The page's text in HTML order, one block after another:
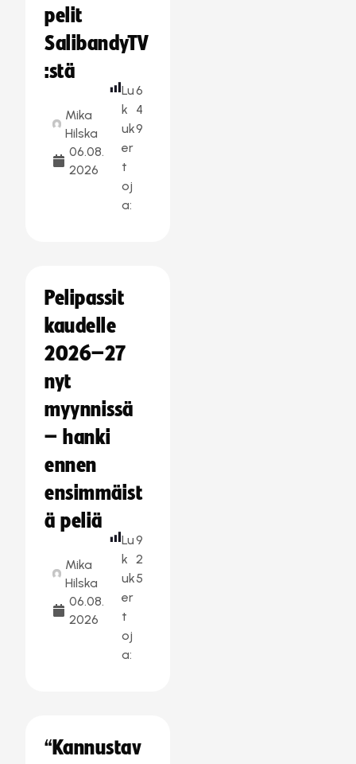
pelit
SalibandyTV
:stä
Mika
Hilska
06.08.
2026
Lu
k
uk
er
t
oj
a:
6
4
9
Pelipassit
kaudelle
2026–27
nyt
myynnissä
– hanki
ennen
ensimmäist
ä peliä
Mika
Hilska
06.08.
2026
Lu
k
uk
er
t
oj
a:
9
2
5
“Kannustav